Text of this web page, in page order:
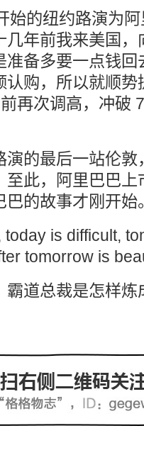
始的纽约路演为
几年前我来美国
准备多要一点钱
认购，所以就顺
再次调高，冲破
演的最后一站伦敦
至此，阿里巴巴
巴的故事才刚开始
is difficult,
tomorrow is
霸道总裁是怎样炼